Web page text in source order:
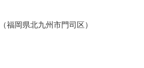
福岡県北九州市門司区）